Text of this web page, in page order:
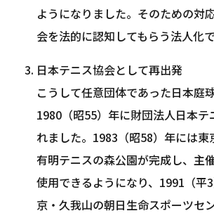
ようになりました。そのための対
会を法的に認知してもらう法人化で
日本テニス協会として再出発
こうして任意団体であった日本庭
1980（昭55）年に財団法人日本テ
れました。1983（昭58）年には東
有明テニスの森公園が完成し、主
使用できるようになり、1991（平
京・久我山の朝日生命スポーツセ